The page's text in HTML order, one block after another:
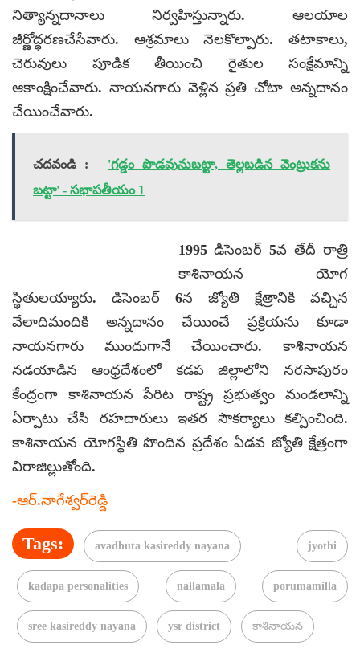
నిత్యాన్నదానాలు నిర్వహిస్తున్నారు. ఆలయాల
జీర్ణోద్ధరణచేసేవారు. ఆశ్రమాలు నెలకొల్పారు. తటాకాలు,
చెరువులు పూడిక తీయించి రైతుల సంక్షేమాన్ని
ఆకాంక్షించేవారు. నాయనగారు వెళ్లిన ప్రతి చోటా అన్నదానం
చేయించేవారు.
చదవండి :
'గడ్డం పొడవునుబట్టా, తెల్లబడిన వెంట్రుకను
బట్టా' - సభాపతీయం 1
1995 డిసెంబర్ 5వ తేదీ రాత్రి
కాశినాయన యోగ
స్థితులయ్యారు. డిసెంబర్ 6న జ్యోతి క్షేత్రానికి వచ్చిన
వేలాదిమందికి అన్నదానం చేయించే ప్రక్రియను కూడా
నాయనగారు ముందుగానే చేయించారు. కాశినాయన
నడయాడిన ఆంధ్రదేశంలో కడప జిల్లాలోని నరసాపురం
కేంద్రంగా కాశినాయన పేరిట రాష్ట్ర ప్రభుత్వం మండలాన్ని
ఏర్పాటు చేసి రహదారులు ఇతర సౌకర్యాలు కల్పించింది.
కాశినాయన యోగస్థితి పొందిన ప్రదేశం ఏడవ జ్యోతి క్షేత్రంగా
విరాజిల్లుతోంది.
-ఆర్.నాగేశ్వర్‌రెడ్డి
Tags: avadhuta kasireddy nayana jyothi
kadapa personalities nallamala porumamilla
sree kasireddy nayana ysr district కాశినాయన